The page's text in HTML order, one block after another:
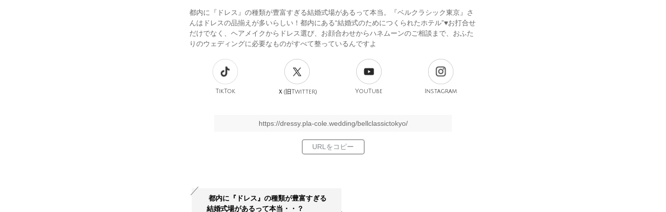
都内に『ドレス』の種類が豊富すぎる結婚式場があるって本当。『ベルクラシック東京』さ
んはドレスの品揃えが多いらしい！都内にある“結婚式のためにつくられたホテル”♥お打合せ
だけでなく、ヘアメイクからドレス選び、お顔合わせからハネムーンのご相談まで、おふた
りのウェディングに必要なものがすべて整っているんですよ
TikTok Ｘ(旧Twitter) YouTube Instagram
https://dressy.pla-cole.wedding/bellclassictokyo/
都内に『ドレス』の種類が豊富すぎる
結婚式場があるって本当・・？